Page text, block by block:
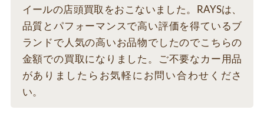
イールの店頭買取をおこないました。RAYSは、
品質とパフォーマンスで高い評価を得ているブ
ランドで人気の高いお品物でしたのでこちらの
金額での買取になりました。ご不要なカー用品
がありましたらお気軽にお問い合わせくださ
い。